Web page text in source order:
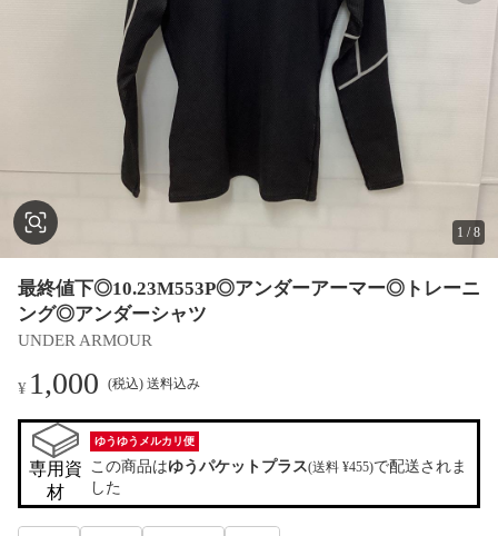
1 /8
最終値下◎10.23M553P◎アンダーアーマー◎トレーニ
ング◎アンダーシャツ
UNDER ARMOUR
¥ 1,000 (税込) 送料込み
専用資
材
ゆうゆうメルカリ便
この商品はゆうパケットプラス(送料 ¥455)で配送されま
した